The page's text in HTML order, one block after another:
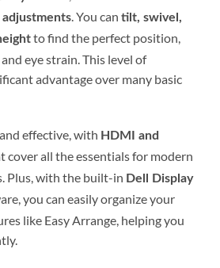
. You can tilt, swivel,
to find the perfect position,
eye strain. This level of
advantage over many basic
effective, with HDMI and
cover all the essentials for modern
Plus, with the built-in Dell Display
you can easily organize your
like Easy Arrange, helping you